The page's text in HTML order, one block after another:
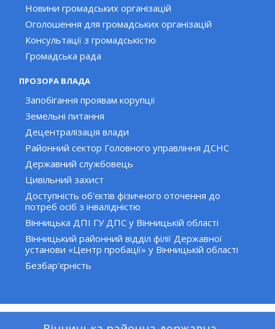
Новини громадських організацій
Оголошення для громадських організацій
Консультації з громадськістю
Громадська рада
ПРОЗОРА ВЛАДА
Запобігання проявам корупції
Земельні питання
Децентралізація влади
Районний сектор Головного управління ДСНС
Державний службовець
Цивільний захист
Доступність об'єктів фізичного оточення до
потреб осіб з інвалідністю
Вінницька ДПІ ГУ ДПС у Вінницькій області
Вінницький районний відділ філії Державної
установи «Центр пробації» у Вінницькій області
Безбар'єрність